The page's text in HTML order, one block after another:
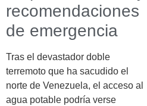
recomendaciones
de emergencia
Tras el devastador doble
terremoto que ha sacudido el
norte de Venezuela, el acceso al
agua potable podría verse